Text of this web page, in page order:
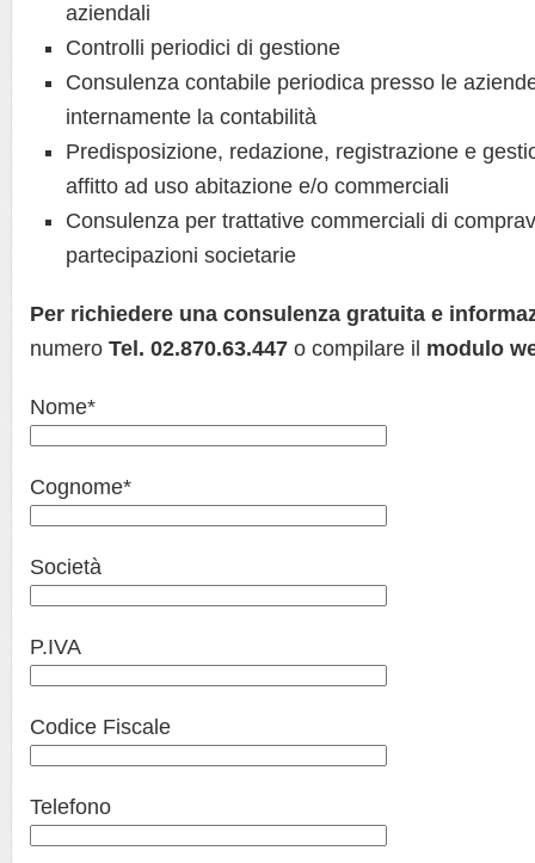
aziendali
Controlli periodici di gestione
Consulenza contabile periodica presso le
internamente la contabilità
Predisposizione, redazione, registrazione e
affitto ad uso abitazione e/o commerciali
Consulenza per trattative commerciali di
partecipazioni societarie
Per richiedere una consulenza gratuita e
numero Tel. 02.870.63.447 o compilare il modulo
Nome*
Cognome*
Società
P.IVA
Codice Fiscale
Telefono